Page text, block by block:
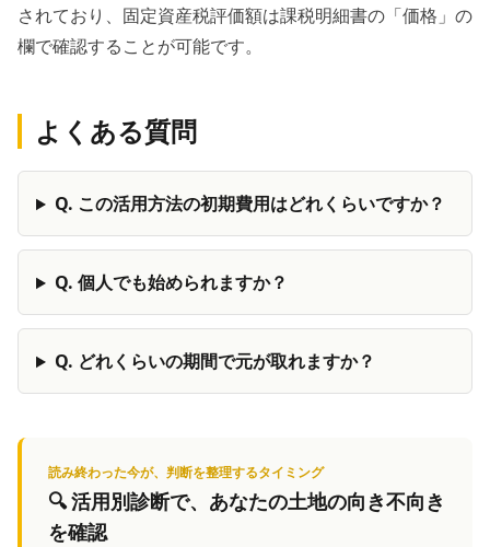
されており、固定資産税評価額は課税明細書の「価格」の
欄で確認することが可能です。
よくある質問
Q. この活用方法の初期費用はどれくらいですか？
Q. 個人でも始められますか？
Q. どれくらいの期間で元が取れますか？
読み終わった今が、判断を整理するタイミング
🔍活用別診断で、あなたの土地の向き不向き
を確認